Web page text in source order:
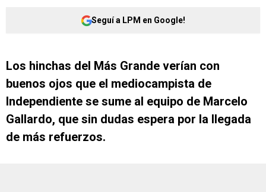
Seguí a LPM en Google!
Los hinchas del Más Grande verían con
buenos ojos que el mediocampista de
Independiente se sume al equipo de Marcelo
Gallardo, que sin dudas espera por la llegada
de más refuerzos.